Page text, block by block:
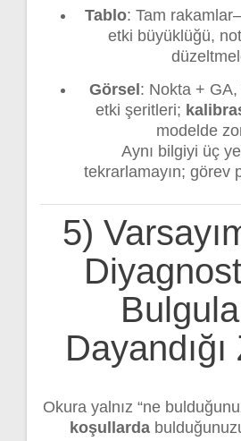
Tablo: Tam
etki büyüklüğü,
Görsel: Nokta +
etki şeritleri;
modelde
Aynı bilgiyi üç
tekrarlamayın; görev
5)
Okura yalnız “ne
koşullarda